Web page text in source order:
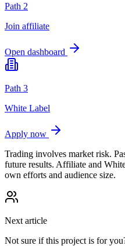
Path 2
Join affiliate
Open dashboard
Path 3
White Label
Apply now
Trading involves market risk.
future results. Affiliate and
own efforts and audience size.
Next article
Not sure if this project is for